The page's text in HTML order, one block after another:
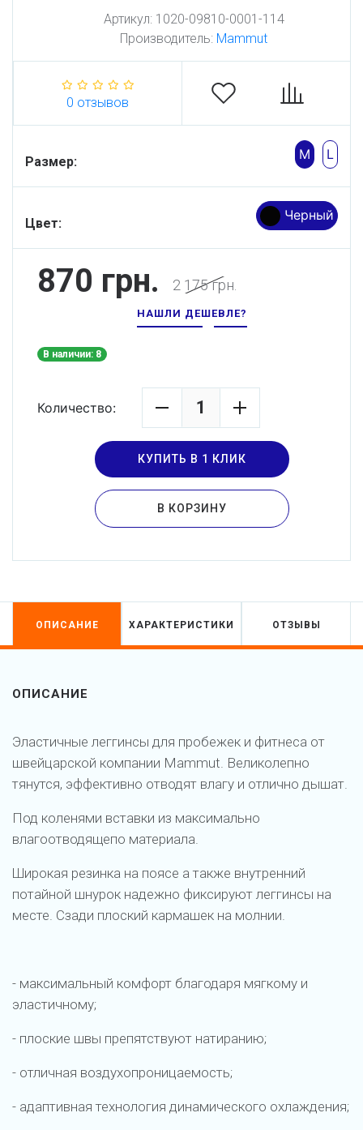
Артикул: 1020-09810-0001-114
Производитель: Mammut
0 отзывов
Размер: M L
Цвет:
Черный
870 грн. 2 175 грн.
НАШЛИ ДЕШЕВЛЕ?
В наличии: 8
Количество:
КУПИТЬ В 1 КЛИК
В КОРЗИНУ
ОПИСАНИЕ ХАРАКТЕРИСТИКИ ОТЗЫВЫ
ОПИСАНИЕ
Эластичные леггинсы для пробежек и фитнеса от
швейцарской компании Mammut. Великолепно
тянутся, эффективно отводят влагу и отлично дышат.
Под коленями вставки из максимально
влагоотводящепо материала.
Широкая резинка на поясе а также внутренний
потайной шнурок надежно фиксируют леггинсы на
месте. Сзади плоский кармашек на молнии.
- максимальный комфорт благодаря мягкому и
эластичному;
- плоские швы препятствуют натиранию;
- отличная воздухопроницаемость;
- адаптивная технология динамического охлаждения;